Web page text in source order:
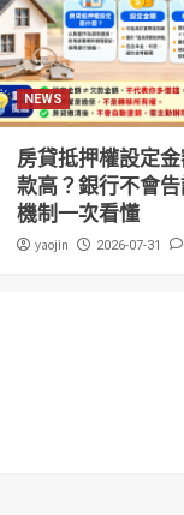
NEWS
房貸抵押權設定
款高？銀行不會
機制一次看懂
yaojin 2026-07-31